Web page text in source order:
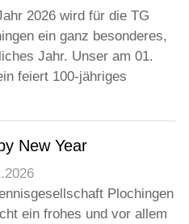
2026 wird für die TG
ein ganz besonderes,
Jahr. Unser am 01.
feiert 100-jähriges
New Year
Plochingen
ein frohes und vor allem